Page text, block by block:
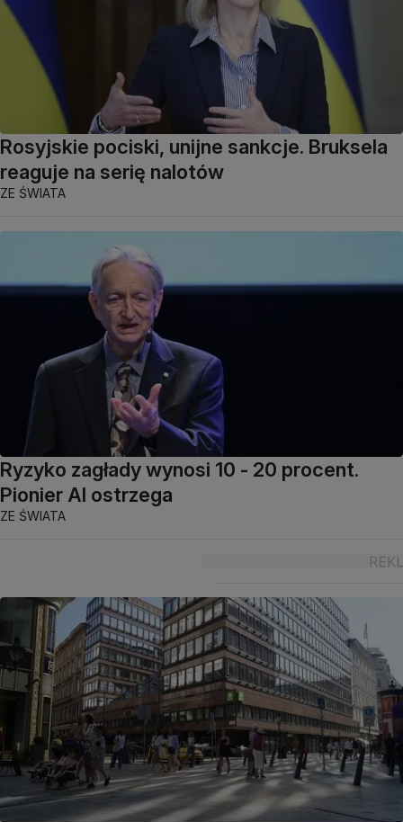
Rosyjskie pociski, unijne sankcje. Bruksela
reaguje na serię nalotów
ZE ŚWIATA
Ryzyko zagłady wynosi 10 - 20 procent.
Pionier AI ostrzega
ZE ŚWIATA